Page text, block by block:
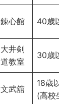
錬心館 40歳
大井剣
道教室
30歳
文武舘
18歳
(高校